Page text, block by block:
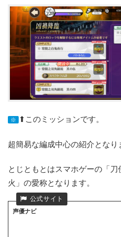
※ ⬆このミッションです。
超簡易な編成中心の紹介となり
とじともとはスマホゲーの「
火」の愛称となります。
声優ナビ